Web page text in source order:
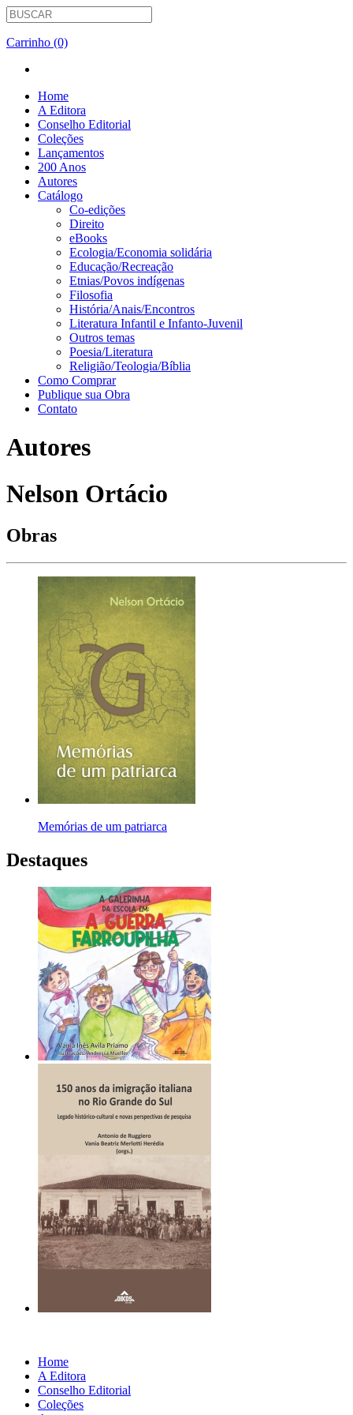
Carrinho (0)
Home
A Editora
Conselho Editorial
Coleções
Lançamentos
200 Anos
Autores
Catálogo
Co-edições
Direito
eBooks
Ecologia/Economia solidária
Educação/Recreação
Etnias/Povos indígenas
Filosofia
História/Anais/Encontros
Literatura Infantil e Infanto-Juvenil
Outros temas
Poesia/Literatura
Religião/Teologia/Bíblia
Como Comprar
Publique sua Obra
Contato
Autores
Nelson Ortácio
Obras
Memórias de um patriarca
Destaques
Home
A Editora
Conselho Editorial
Coleções